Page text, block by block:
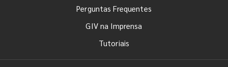
Perguntas Frequentes
GIV na Imprensa
Tutoriais